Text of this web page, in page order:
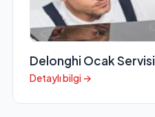
Delonghi Ocak Servisi
Detaylı bilgi →